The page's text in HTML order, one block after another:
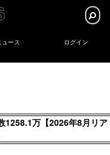
ュース ログイン
1258.1万【2026年8月リア